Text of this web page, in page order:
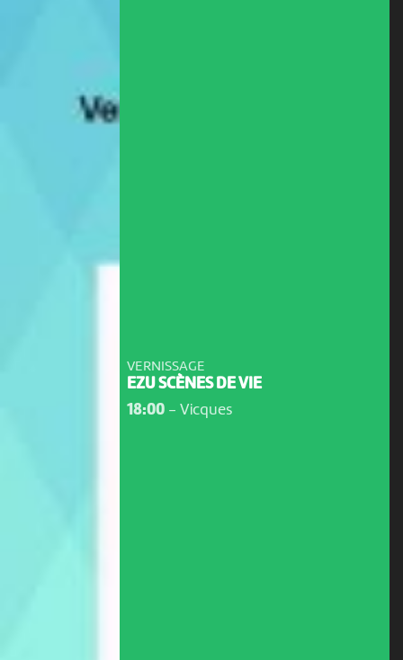
VERNISSAGE
EZU SCÈNES DE VIE
18:00- Vicques